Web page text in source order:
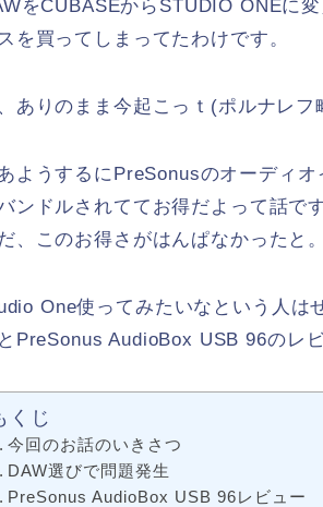
をCUBASEからSTUDIO ONEに
を買ってしまってたわけです。
ありのまま今起こっｔ(ポルナレフ
ようするにPreSonusのオーディ
ンドルされててお得だよって話です
、このお得さがはんぱなかったと。
One使ってみたいなという人は
PreSonus AudioBox USB 96のレビ
くじ
今回のお話のいきさつ
DAW選びで問題発生
PreSonus AudioBox USB 96レビュー